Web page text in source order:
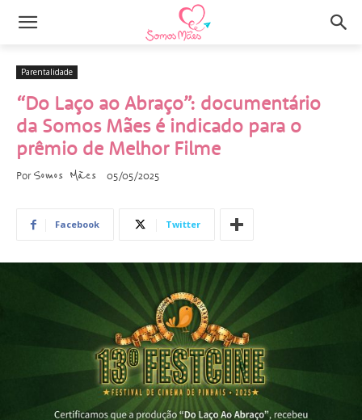
Parentalidade
“Do Laço ao Abraço”: documentário
da Somos Mães é indicado para o
prêmio de Melhor Filme
Por Somos Mães 05/05/2025
Facebook Twitter